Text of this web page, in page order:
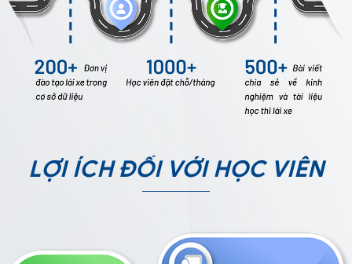
LỢI ÍCH ĐỐI VỚI HỌC VIÊN